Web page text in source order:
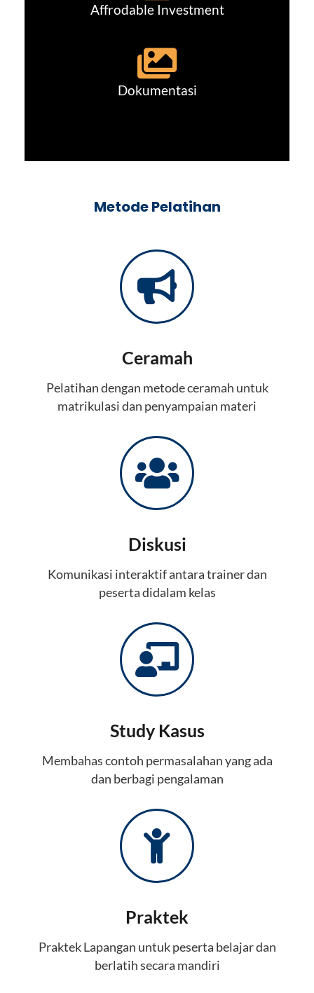
Affrodable Investment
Dokumentasi
Metode Pelatihan
Ceramah
Pelatihan dengan metode ceramah untuk
matrikulasi dan penyampaian materi
Diskusi
Komunikasi interaktif antara trainer dan
peserta didalam kelas
Study Kasus
Membahas contoh permasalahan yang ada
dan berbagi pengalaman
Praktek
Praktek Lapangan untuk peserta belajar dan
berlatih secara mandiri